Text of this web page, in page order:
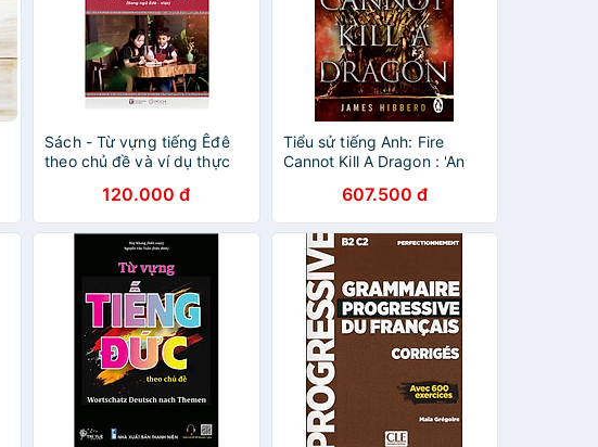
Sách - Từ vựng tiếng Êđê
theo chủ đề và ví dụ thực
120.000 đ
Tiểu sử tiếng Anh: Fire
Cannot Kill A Dragon : 'An
607.500 đ